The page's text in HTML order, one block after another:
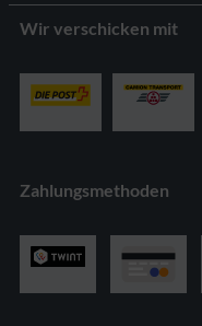
Wir verschicken mit
Zahlungsmethoden